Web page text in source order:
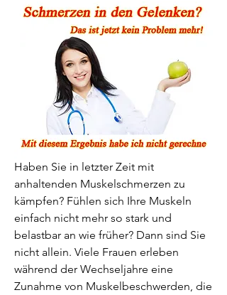
Haben Sie in letzter Zeit mit
anhaltenden Muskelschmerzen zu
kämpfen? Fühlen sich Ihre Muskeln
einfach nicht mehr so stark und
belastbar an wie früher? Dann sind Sie
nicht allein. Viele Frauen erleben
während der Wechseljahre eine
Zunahme von Muskelbeschwerden, die